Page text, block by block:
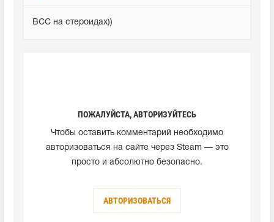
ВСС на стероидах))
ПОЖАЛУЙСТА, АВТОРИЗУЙТЕСЬ
Чтобы оставить комментарий необходимо
авторизоваться на сайте через Steam — это
просто и абсолютно безопасно.
АВТОРИЗОВАТЬСЯ